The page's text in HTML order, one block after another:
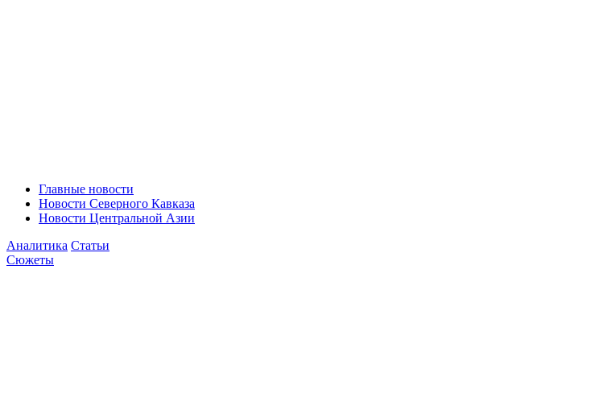
Главные новости
Новости Северного Кавказа
Новости Центральной Азии
Аналитика Статьи
Сюжеты